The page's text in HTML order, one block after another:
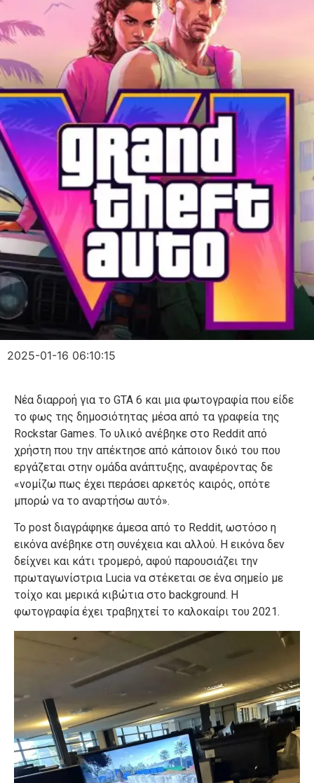
2025-01-16 06:10:15
Νέα διαρροή για το GTA 6 και μια φωτογραφία που είδε
το φως της δημοσιότητας μέσα από τα γραφεία της
Rockstar Games. Το υλικό ανέβηκε στο Reddit από
χρήστη που την απέκτησε από κάποιον δικό του που
εργάζεται στην ομάδα ανάπτυξης, αναφέροντας δε
«νομίζω πως έχει περάσει αρκετός καιρός, οπότε
μπορώ να το αναρτήσω αυτό».
Το post διαγράφηκε άμεσα από το Reddit, ωστόσο η
εικόνα ανέβηκε στη συνέχεια και αλλού. Η εικόνα δεν
δείχνει και κάτι τρομερό, αφού παρουσιάζει την
πρωταγωνίστρια Lucia να στέκεται σε ένα σημείο με
τοίχο και μερικά κιβώτια στο background. H
φωτογραφία έχει τραβηχτεί το καλοκαίρι του 2021.